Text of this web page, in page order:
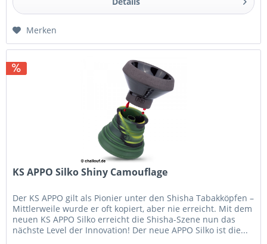
Merken
KS APPO Silko Shiny Camouflage
Der KS APPO gilt als Pionier unter den Shisha Tabakköpfen –
Mittlerweile wurde er oft kopiert, aber nie erreicht. Mit dem
neuen KS APPO Silko erreicht die Shisha-Szene nun das
nächste Level der Innovation! Der neue APPO Silko ist die...